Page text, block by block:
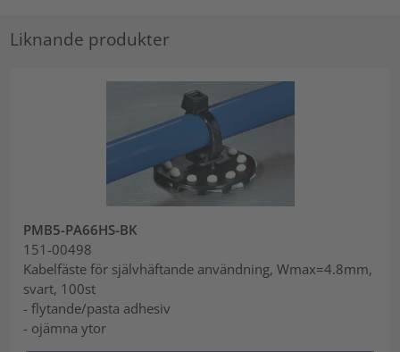
Liknande produkter
PMB5-PA66HS-BK
151-00498
Kabelfäste för självhäftande användning, Wmax=4.8mm,
svart, 100st
- flytande/pasta adhesiv
- ojämna ytor